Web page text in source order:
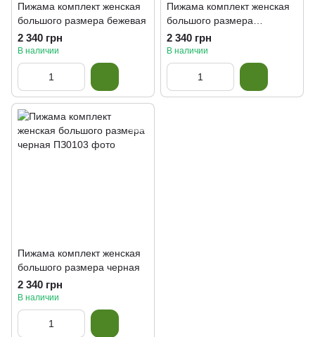
Пижама комплект женская
большого размера бежевая
2 340 грн
В наличии
Пижама комплект женская
большого размера
смарагдова
2 340 грн
В наличии
Пижама комплект женская
большого размера черная
2 340 грн
В наличии